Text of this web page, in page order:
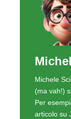
Architetture
I parte: Da
Viaggio a El
robotica
Nella